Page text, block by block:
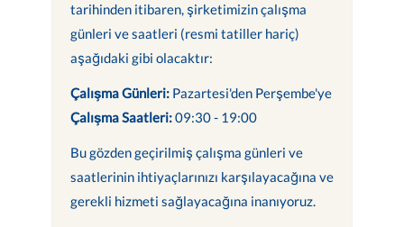
tarihinden itibaren, şirketimizin çalışma
günleri ve saatleri (resmi tatiller hariç)
aşağıdaki gibi olacaktır:
Çalışma Günleri:Pazartesi'den Perşembe'ye
Çalışma Saatleri:09:30 - 19:00
Bu gözden geçirilmiş çalışma günleri ve
saatlerinin ihtiyaçlarınızı karşılayacağına ve
gerekli hizmeti sağlayacağına inanıyoruz.